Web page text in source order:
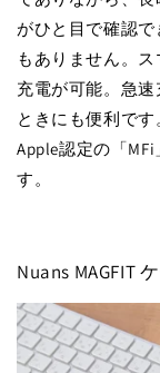
がひと目で確認
もありません。
充電が可能。急
ときにも便利で
Apple認定の「
す。
Nuans MAGFIT